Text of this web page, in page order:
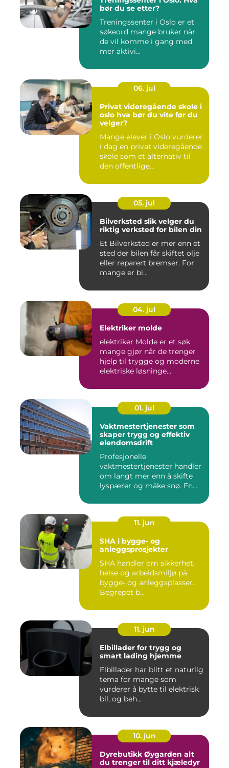
bør du se etter?
Treningssenter i Oslo er et
søkeord mange bruker når
de vil komme i gang med
mer aktivi...
06. jul
Privat videregående skole i
oslo hva bør du vite før du
velger?
Mange elever i Oslo vurderer
i dag en privat videregående
skole som et alternativ til
den offentlige...
05. jul
Bilverksted slik velger du
riktig verksted for bilen din
Et Bilverksted er mer enn et
sted der bilen får skiftet olje
eller reparert bremser. For
mange er bi...
04. jul
Elektriker molde
elektriker Molde er et søk
mange gjør når de trenger
hjelp til trygge og moderne
elektriske løsninge...
01. jul
Vaktmestertjenester som
skaper trygg og effektiv
eiendomsdrift
Profesjonelle
vaktmestertjenester handler
om langt mer enn å skifte
lyspærer og måke snø. En
11. jun
SHA i bygge- og
anleggsprosjekter
SHA handler om sikkerhet,
helse og arbeidsmiljø på
bygge- og anleggsplasser.
Begrepet b...
11. jun
Elbillader for trygg og
smart lading hjemme
Elbillader har blitt et naturlig
tema for mange som
vurderer å bytte til elektrisk
bil, og beh...
10. jun
Dyrebutikk Øygarden alt
du trenger til ditt kjæledyr